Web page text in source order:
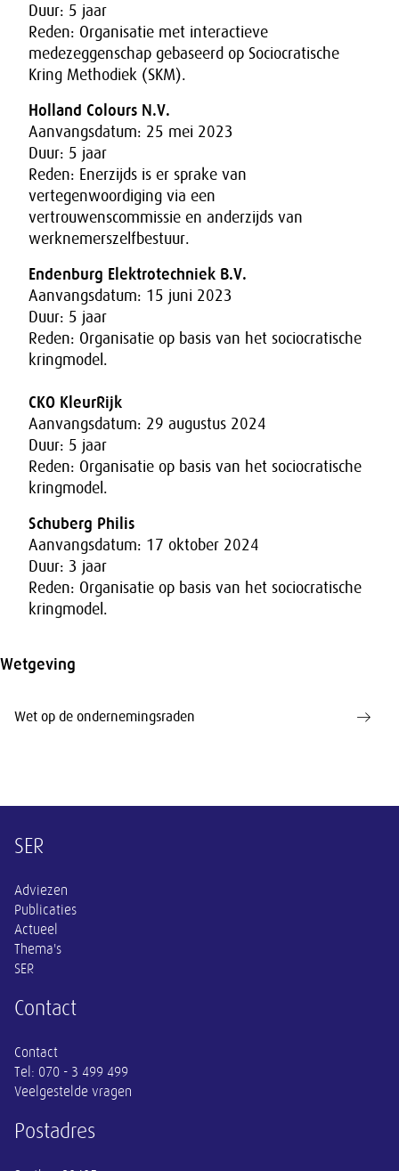
Duur: 5 jaar
Reden: Organisatie met interactieve
medezeggenschap gebaseerd op Sociocratische
Kring Methodiek (SKM).
Holland Colours N.V.
Aanvangsdatum: 25 mei 2023
Duur: 5 jaar
Reden: Enerzijds is er sprake van
vertegenwoordiging via een
vertrouwenscommissie en anderzijds van
werknemerszelfbestuur.
Endenburg Elektrotechniek B.V.
Aanvangsdatum: 15 juni 2023
Duur: 5 jaar
Reden: Organisatie op basis van het sociocratische
kringmodel.
CKO KleurRijk
Aanvangsdatum: 29 augustus 2024
Duur: 5 jaar
Reden: Organisatie op basis van het sociocratische
kringmodel.
Schuberg Philis
Aanvangsdatum: 17 oktober 2024
Duur: 3 jaar
Reden: Organisatie op basis van het sociocratische
kringmodel.
Wetgeving
Wet op de ondernemingsraden
Overige informatie
SER
Adviezen
Publicaties
Actueel
Thema's
SER
Contact
Contact
Tel: 070 - 3 499 499
Veelgestelde vragen
Postadres